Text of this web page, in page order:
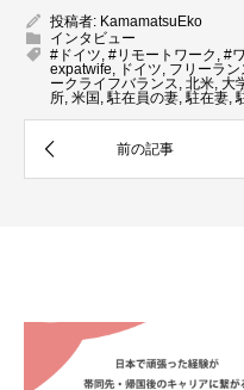
投稿者: KamamatsuEko
インタビュー
#ドイツ #リモートワーク #
expatwife
ドイツ フリーラン
ークライフバランス 北米 大
所 米国 駐在員の妻 駐在妻